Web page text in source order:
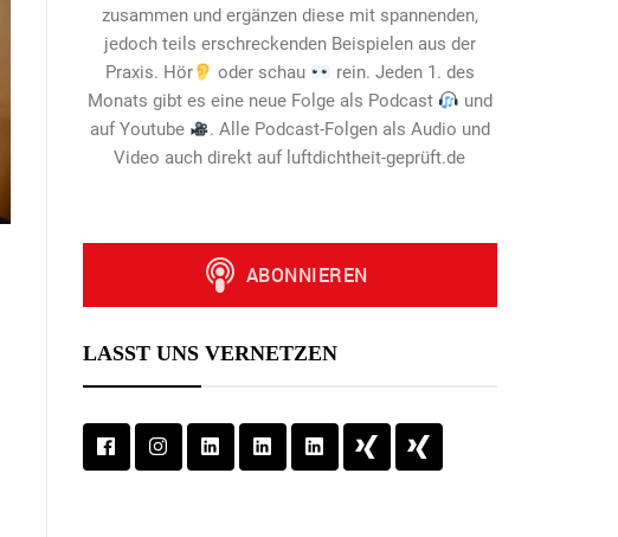
zusammen und ergänzen diese mit spannenden,
jedoch teils erschreckenden Beispielen aus der
Praxis. Hör
oder schau
rein. Jeden 1. des
Monats gibt es eine neue Folge als Podcast
und
auf Youtube
. Alle Podcast-Folgen als Audio und
Video auch direkt auf luftdichtheit-geprüft.de
LASST UNS VERNETZEN